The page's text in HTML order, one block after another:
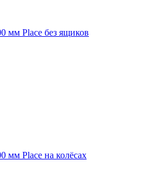
мм Place без ящиков
Place на колёсах